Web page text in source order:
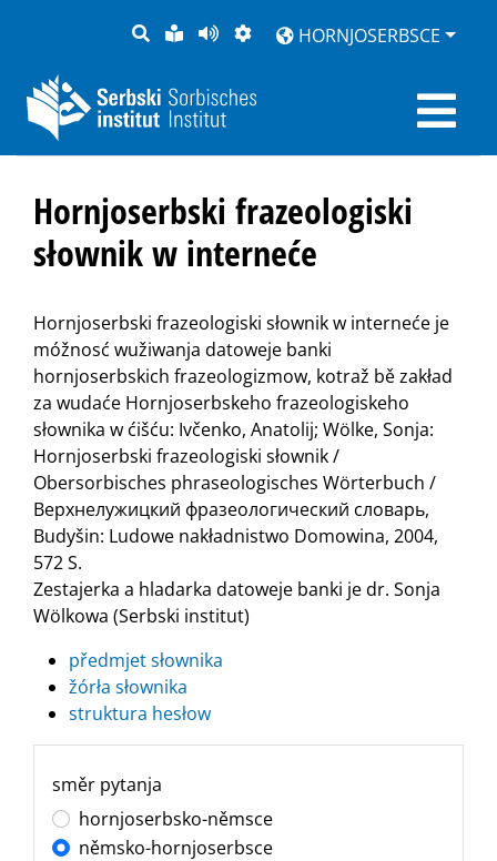
PYTANJE
LOCHKA
RĚČ
STRONU
PŘEDČITAĆ
ZWOBRAZNJENJE
HORNJOSERBSCE
Hornjoserbski frazeologiski
słownik w interneće
Hornjoserbski frazeologiski słownik w interneće je
móžnosć wužiwanja datoweje banki
hornjoserbskich frazeologizmow, kotraž bě zakład
za wudaće Hornjoserbskeho frazeologiskeho
słownika w ćišću: Ivčenko, Anatolij; Wölke, Sonja:
Hornjoserbski frazeologiski słownik /
Obersorbisches phraseologisches Wörterbuch /
Верхнелужицкий фразеологический словарь,
Budyšin: Ludowe nakładnistwo Domowina, 2004,
572 S.
Zestajerka a hladarka datoweje banki je dr. Sonja
Wölkowa (Serbski institut)
předmjet słownika
žórła słownika
struktura hesłow
směr pytanja
hornjoserbsko-němsce
němsko-hornjoserbsce